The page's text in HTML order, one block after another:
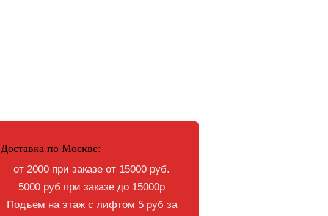
Доставка по Москве:
от 2000 при заказе от 15000 руб.
5000 руб при заказе до 15000р
Подъем на этаж с лифтом 5 руб за